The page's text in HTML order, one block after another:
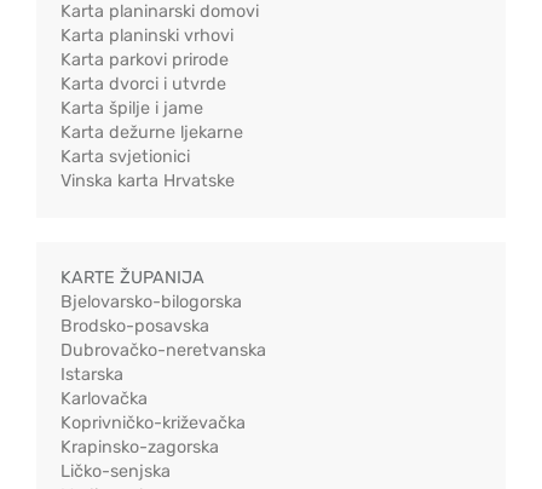
Karta planinarski domovi
Karta planinski vrhovi
Karta parkovi prirode
Karta dvorci i utvrde
Karta špilje i jame
Karta dežurne ljekarne
Karta svjetionici
Vinska karta Hrvatske
KARTE ŽUPANIJA
Bjelovarsko-bilogorska
Brodsko-posavska
Dubrovačko-neretvanska
Istarska
Karlovačka
Koprivničko-križevačka
Krapinsko-zagorska
Ličko-senjska